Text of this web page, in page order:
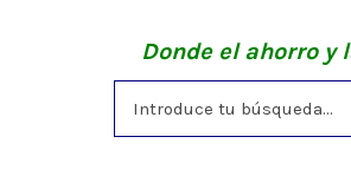
Donde el ahorro